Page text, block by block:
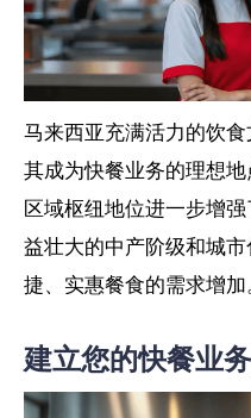
马来西亚充满活力的饮
其成为快餐业务的理想
区域枢纽地位进一步增
益壮大的中产阶级和城
捷、实惠餐食的需求增加
建立您的快餐业